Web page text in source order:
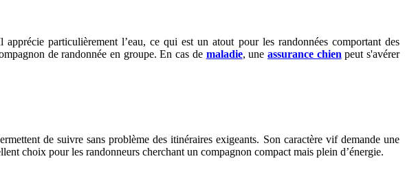
particulièrement l’eau, ce qui est un atout pour les randonnées comportant des
de randonnée en groupe. En cas de maladie, une assurance chien peut s'avérer
de suivre sans problème des itinéraires exigeants. Son caractère vif demande une
choix pour les randonneurs cherchant un compagnon compact mais plein d’énergie.